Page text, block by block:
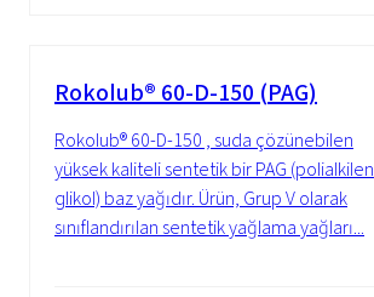
Rokolub® 60-D-150 (PAG)
Rokolub® 60-D-150 , suda çözünebilen
yüksek kaliteli sentetik bir PAG (polialkilen
glikol) baz yağıdır. Ürün, Grup V olarak
sınıflandırılan sentetik yağlama yağları...